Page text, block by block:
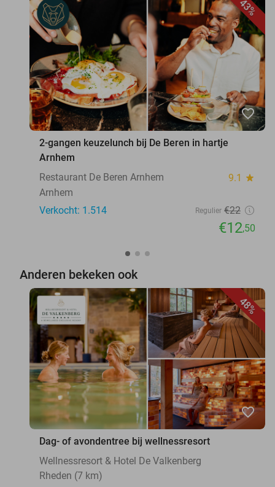
43%
favorite_border
2-gangen keuzelunch bij De Beren in hartje
Arnhem
Restaurant De Beren Arnhem
9.1 star
Arnhem
Verkocht: 1.514
Regulier €22
€12,50
Anderen bekeken ook
48%
favorite_border
Dag- of avondentree bij wellnessresort
Wellnessresort & Hotel De Valkenberg
Rheden (7 km)